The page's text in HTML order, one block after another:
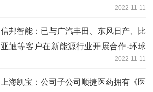
2022-11-11
信邦智能：已与广汽丰田、东风日产、比
亚迪等客户在新能源行业开展合作-环球
2022-11-11
上海凯宝：公司子公司顺捷医药拥有《医